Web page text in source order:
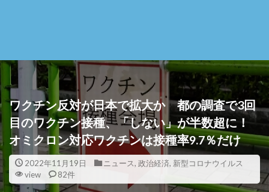
ワクチン反対が日本で拡大か 都の調査で3回
目のワクチン接種、「しない」が半数超に！
オミクロン対応ワクチンは接種率9.7％だけ
2022年11月19日 ニュース, 政治経済, 新型コロナウイルス
view
82件